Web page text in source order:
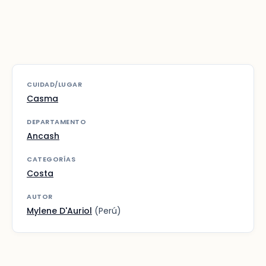
CUIDAD/LUGAR
Casma
DEPARTAMENTO
Ancash
CATEGORÍAS
Costa
AUTOR
Mylene D'Auriol (Perú)